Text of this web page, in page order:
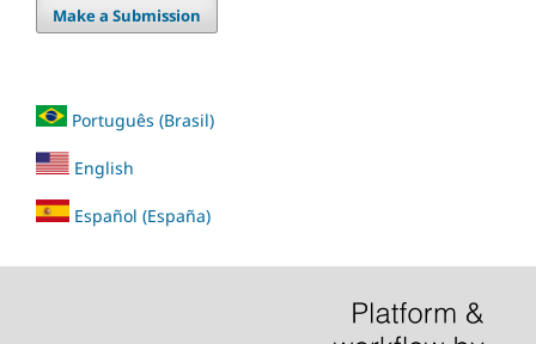
Make a Submission
Português (Brasil)
English
Español (España)